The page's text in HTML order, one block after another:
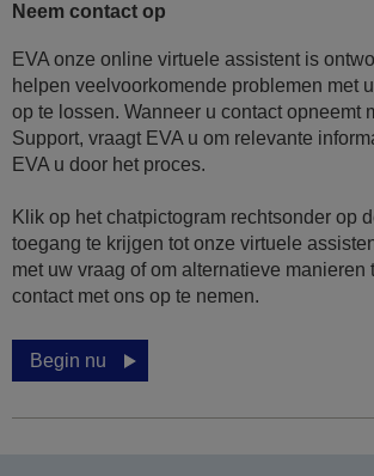
Neem contact op
EVA onze online virtuele assistent is
helpen veelvoorkomende problemen met
op te lossen. Wanneer u contact opneemt
Support, vraagt EVA u om relevante
EVA u door het proces.
Klik op het chatpictogram rechtsonder op
toegang te krijgen tot onze virtuele
met uw vraag of om alternatieve manieren
contact met ons op te nemen.
Begin nu